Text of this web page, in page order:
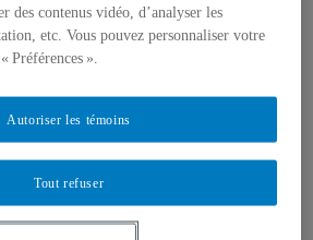
d’études
des contenus vidéo, d’analyser les
etc. Vous pouvez personnaliser votre
Préférences ».
Tout refuser
Autoriser les témoins